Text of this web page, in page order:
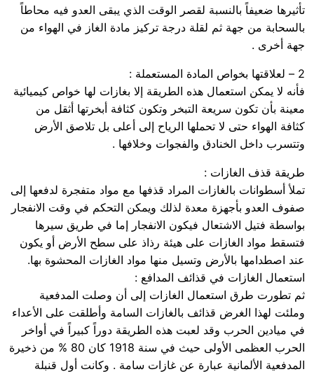
تأثيرها ضعيفاً بالنسبة لقصر الوقت الذي يبقى العدو فيه محاطاً
بالسحابة من جهة ثم لقلة درجة تركيز مادة الغاز في الهواء من
جهة أخرى .
2 – لعلاقتها بخواص المادة المستعملة :
فأنه لا يمكن استعمال هذه الطريقة إلا بغازات لها خواص كيميائية
معينة بأن تكون سريعة التبخر وتكون كثافة أبخرتها أثقل من
كثافة الهواء حتى لا تحملها الرياح إلى أعلى بل تلاصق الأرض
وتتسرب داخل الخنادق والفجوات وخلافها .
طريقة قذف الغازات :
تملأ أسطوانات بالغازات المراد قذفها مع مواد متفجرة لدفعها إلى
صفوف العدو بأجهزة معدة لذلك ويمكن التحكم في وقت الانفجار
بواسطة فتيل الاشتعال فيكون الانفجار إما في طريق سيرها
فتسقط مواد الغازات على هيئة رذاذ على سطح الأرض أو يكون
عند اصطدامها بالأرض وتسيل منها مواد الغازات المحشوة بها.
استعمال الغازات في قذائف المدافع :
ثم تطورت طرق استعمال الغازات إلى أن وصلت المدفعية
وملئت لهذا الغرض قذائف بالغازات السامة وأطلقت على الأعداء
في ميادين الحرب وقد لعبت هذه الطريقة دوراً كبيراً في أواخر
الحرب العظمى الأولى حيث في سنة 1918 كان 80 % من ذخيرة
المدفعية الألمانية عبارة عن غازات سامة . وكانت أول قنبلة